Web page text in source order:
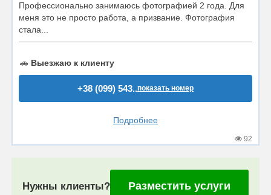
Профессионально занимаюсь фотографией 2 года. Для
меня это не просто работа, а призвание. Фотография
стала...
🚗 Выезжаю к клиенту
+38 (099) 543..показать номер
Подробнее
92
Нужны клиенты? Разместить услуги